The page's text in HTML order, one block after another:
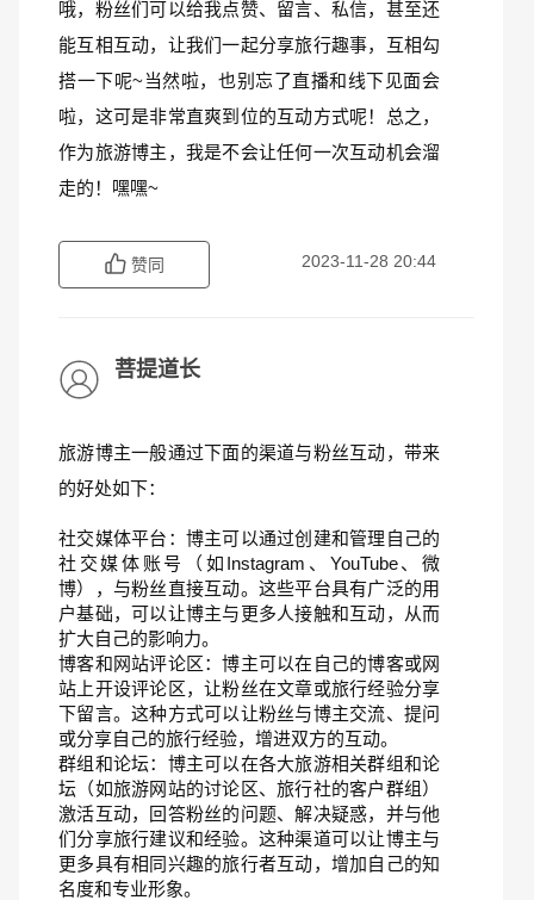
哦，粉丝们可以给我点赞、留言、私信，甚至还
能互相互动，让我们一起分享旅行趣事，互相勾
搭一下呢~当然啦，也别忘了直播和线下见面会
啦，这可是非常直爽到位的互动方式呢！总之，
作为旅游博主，我是不会让任何一次互动机会溜
走的！嘿嘿~
赞同 2023-11-28 20:44
菩提道长
旅游博主一般通过下面的渠道与粉丝互动，带来
的好处如下：
社交媒体平台：博主可以通过创建和管理自己的
社交媒体账号（如Instagram、YouTube、微
博），与粉丝直接互动。这些平台具有广泛的用
户基础，可以让博主与更多人接触和互动，从而
扩大自己的影响力。
博客和网站评论区：博主可以在自己的博客或网
站上开设评论区，让粉丝在文章或旅行经验分享
下留言。这种方式可以让粉丝与博主交流、提问
或分享自己的旅行经验，增进双方的互动。
群组和论坛：博主可以在各大旅游相关群组和论
坛（如旅游网站的讨论区、旅行社的客户群组）
激活互动，回答粉丝的问题、解决疑惑，并与他
们分享旅行建议和经验。这种渠道可以让博主与
更多具有相同兴趣的旅行者互动，增加自己的知
名度和专业形象。